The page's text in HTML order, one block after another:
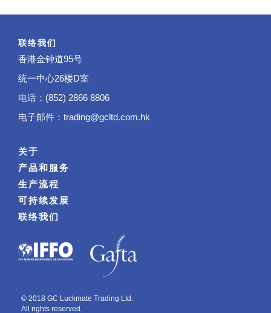
联络我们
香港金钟道95号
统一中心26楼D室
电话：(852) 2866 8806
电子邮件： trading@gcltd.com.hk
关于
产品和服务
生产流程
可持续发展
联络我们
© 2018 GC Luckmate Trading Ltd.
All rights reserved.